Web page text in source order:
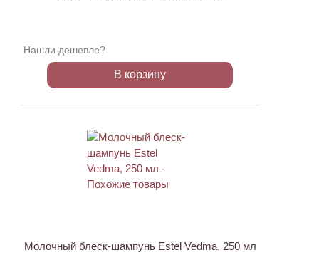
Нашли дешевле?
В корзину
Молочный блеск-шампунь Estel Vedma, 250 мл